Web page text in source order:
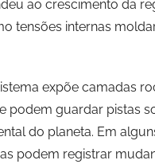
ao crescimento da
tensões internas
expõe camadas
podem guardar pistas
do planeta. Em
podem registrar